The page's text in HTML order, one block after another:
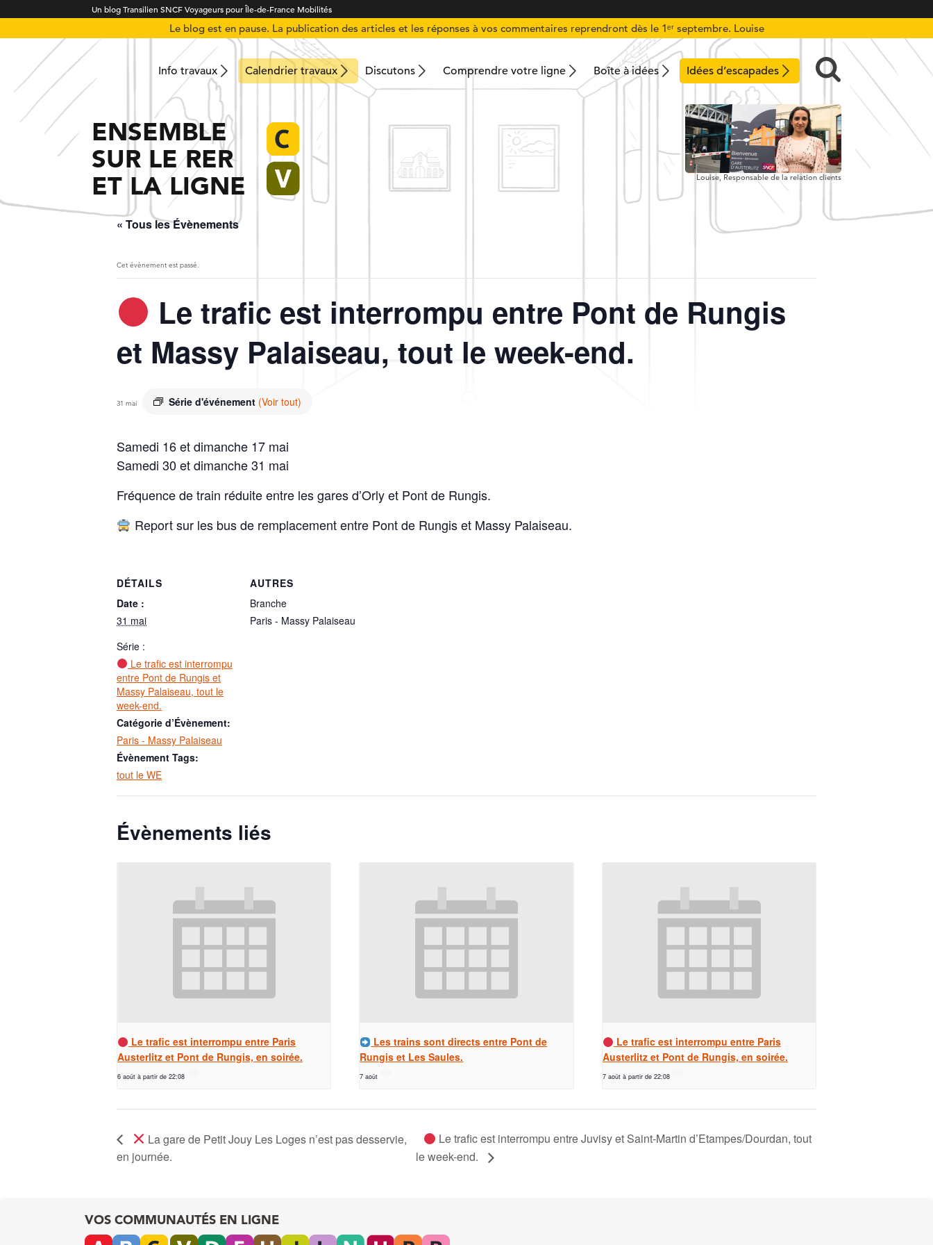
Un blog Transilien SNCF Voyageurs pour Île-de-France Mobilités
Le blog est en pause. La publication des articles et les réponses à vos commentaires reprendront dès le 1ᵉʳ septembre. Louise
Info travaux Calendrier travaux Discutons Comprendre votre ligne Boîte à idées Idées d’escapades
ENSEMBLE
SUR LE RER
ET LA LIGNE
Louise, Responsable de la relation clients
« Tous les Évènements
Cet évènement est passé.
Le trafic est interrompu entre Pont de Rungis
et Massy Palaiseau, tout le week-end.
31 mai Série d'événement (Voir tout)
Samedi 16 et dimanche 17 mai
Samedi 30 et dimanche 31 mai
Fréquence de train réduite entre les gares d’Orly et Pont de Rungis.
Report sur les bus de remplacement entre Pont de Rungis et Massy Palaiseau.
DÉTAILS
Date :
31 mai
Série :
Le trafic est interrompu
entre Pont de Rungis et
Massy Palaiseau, tout le
week-end.
Catégorie d’Évènement:
Paris - Massy Palaiseau
Évènement Tags:
tout le WE
AUTRES
Branche
Paris - Massy Palaiseau
Évènements liés
Le trafic est interrompu entre Paris
Austerlitz et Pont de Rungis, en soirée.
6 août à partir de 22:08
Les trains sont directs entre Pont de
Rungis et Les Saules.
7 août
Le trafic est interrompu entre Paris
Austerlitz et Pont de Rungis, en soirée.
7 août à partir de 22:08
La gare de Petit Jouy Les Loges n’est pas desservie,
en journée.
Le trafic est interrompu entre Juvisy et Saint-Martin d’Etampes/Dourdan, tout
le week-end.
VOS COMMUNAUTÉS EN LIGNE